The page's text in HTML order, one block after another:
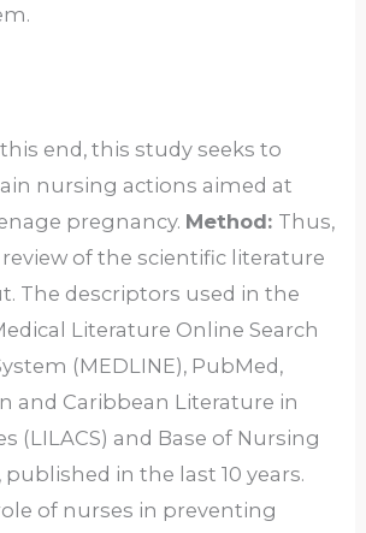
end, this study seeks to
nursing actions aimed at
pregnancy. Method: Thus,
of the scientific literature
The descriptors used in the
Literature Online Search
(MEDLINE), PubMed,
and Caribbean Literature in
(LILACS) and Base of Nursing
published in the last 10 years.
of nurses in preventing